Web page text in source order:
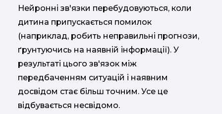
Нейронні зв'язки перебудовуються, коли
дитина припускається помилок
(наприклад, робить неправильні прогнози,
ґрунтуючись на наявній інформації). У
результаті цього зв'язок між
передбаченням ситуацій і наявним
досвідом стає більш точним. Усе це
відбувається несвідомо.